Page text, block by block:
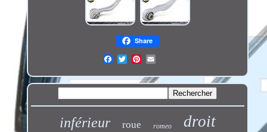
Share
inférieur roue romeo droit